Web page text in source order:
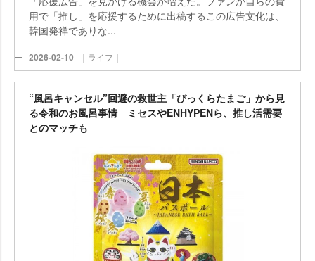
用で「推し」を応援するために出稿するこの広告文化は、
韓国発祥でありな...
2026-02-10 ｜ライフ｜
“風呂キャンセル”回避の救世主「びっくらたまご」から見
る令和のお風呂事情 ミセスやENHYPENら、推し活需要
とのマッチも